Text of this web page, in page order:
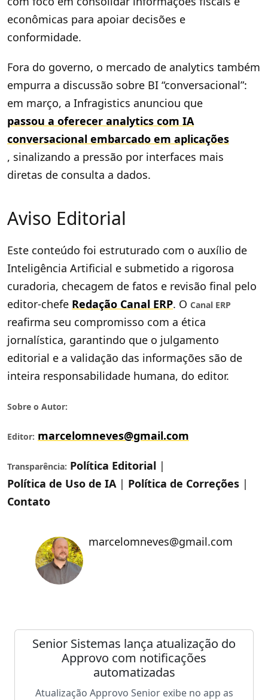
econômicas para apoiar decisões e
conformidade.
Fora do governo, o mercado de analytics também
empurra a discussão sobre BI “conversacional”:
em março, a Infragistics anunciou que
passou a oferecer analytics com IA
conversacional embarcado em aplicações
, sinalizando a pressão por interfaces mais
diretas de consulta a dados.
Aviso Editorial
Este conteúdo foi estruturado com o auxílio de
Inteligência Artificial e submetido a rigorosa
curadoria, checagem de fatos e revisão final pelo
editor-chefe Redação Canal ERP. O Canal ERP
reafirma seu compromisso com a ética
jornalística, garantindo que o julgamento
editorial e a validação das informações são de
inteira responsabilidade humana, do editor.
Sobre o Autor:
Editor: marcelomneves@gmail.com
Transparência: Política Editorial |
Política de Uso de IA| Política de Correções |
Contato
marcelomneves@gmail.com
Senior Sistemas lança atualização do
Approvo com notificações
automatizadas
Atualização Approvo Senior exibe no app as